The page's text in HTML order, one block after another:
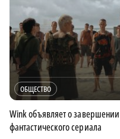
ОБЩЕСТВО
Wink объявляет о
фантастического сериала